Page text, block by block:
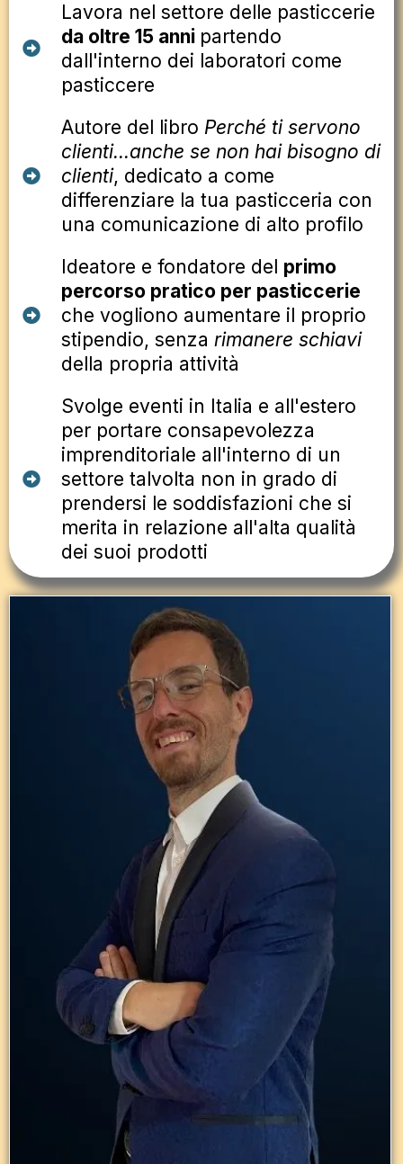
Lavora nel settore delle pasticcerie
da oltre 15 anni partendo
dall'interno dei laboratori come
pasticcere
Autore del libro Perché ti servono
clienti...anche se non hai bisogno di
clienti, dedicato a come
differenziare la tua pasticceria con
una comunicazione di alto profilo
Ideatore e fondatore del primo
percorso pratico per pasticcerie
che vogliono aumentare il proprio
stipendio, senza rimanere schiavi
della propria attività
Svolge eventi in Italia e all'estero
per portare consapevolezza
imprenditoriale all'interno di un
settore talvolta non in grado di
prendersi le soddisfazioni che si
merita in relazione all'alta qualità
dei suoi prodotti